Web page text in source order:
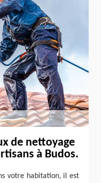
de nettoyage
à Budos.
votre habitation, il est